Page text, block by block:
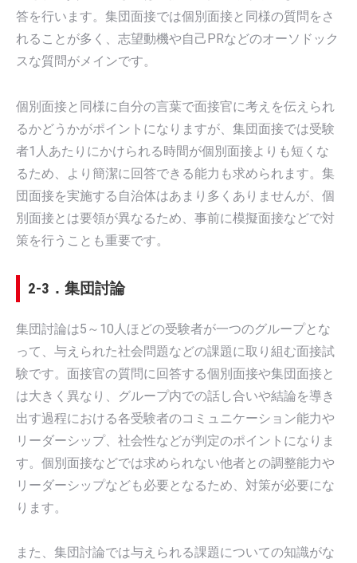
答を行います。集団面接では個別面接と同様の質問をさ
れることが多く、志望動機や自己PRなどのオーソドック
スな質問がメインです。
個別面接と同様に自分の言葉で面接官に考えを伝えられ
るかどうかがポイントになりますが、集団面接では受験
者1人あたりにかけられる時間が個別面接よりも短くな
るため、より簡潔に回答できる能力も求められます。集
団面接を実施する自治体はあまり多くありませんが、個
別面接とは要領が異なるため、事前に模擬面接などで対
策を行うことも重要です。
2-3．集団討論
集団討論は5～10人ほどの受験者が一つのグループとな
って、与えられた社会問題などの課題に取り組む面接試
験です。面接官の質問に回答する個別面接や集団面接と
は大きく異なり、グループ内での話し合いや結論を導き
出す過程における各受験者のコミュニケーション能力や
リーダーシップ、社会性などが判定のポイントになりま
す。個別面接などでは求められない他者との調整能力や
リーダーシップなども必要となるため、対策が必要にな
ります。
また、集団討論では与えられる課題についての知識がな